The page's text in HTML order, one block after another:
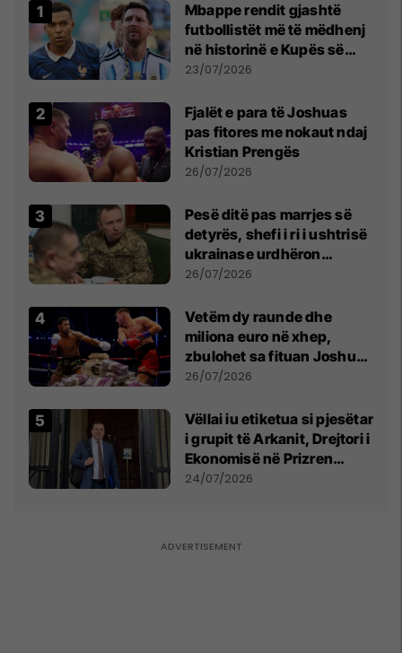
Mbappe rendit gjashtë
futbollistët më të mëdhenj
në historinë e Kupës së
Botës, Messi mbetet i dyti
23/07/2026
Fjalët e para të Joshuas
pas fitores me nokaut ndaj
Kristian Prengës
26/07/2026
Pesë ditë pas marrjes së
detyrës, shefi i ri i ushtrisë
ukrainase urdhëron
kontroll të madh
26/07/2026
Vetëm dy raunde dhe
miliona euro në xhep,
zbulohet sa fituan Joshua
e Prenga
26/07/2026
Vëllai iu etiketua si pjesëtar
i grupit të Arkanit, Drejtori i
Ekonomisë në Prizren
mohon pretendimet
24/07/2026